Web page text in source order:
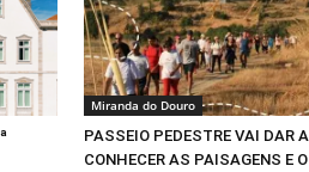
Miranda do Douro
PASSEIO PEDESTRE VAI DAR A
CONHECER AS PAISAGENS E O